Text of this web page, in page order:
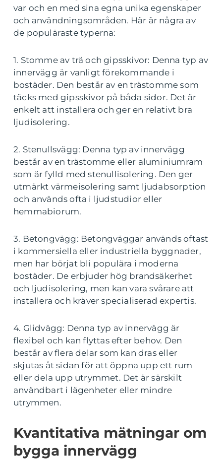
var och en med sina egna unika egenskaper
och användningsområden. Här är några av
de populäraste typerna:
1. Stomme av trä och gipsskivor: Denna typ av
innervägg är vanligt förekommande i
bostäder. Den består av en trästomme som
täcks med gipsskivor på båda sidor. Det är
enkelt att installera och ger en relativt bra
ljudisolering.
2. Stenullsvägg: Denna typ av innervägg
består av en trästomme eller aluminiumram
som är fylld med stenullisolering. Den ger
utmärkt värmeisolering samt ljudabsorption
och används ofta i ljudstudior eller
hemmabiorum.
3. Betongvägg: Betongväggar används oftast
i kommersiella eller industriella byggnader,
men har börjat bli populära i moderna
bostäder. De erbjuder hög brandsäkerhet
och ljudisolering, men kan vara svårare att
installera och kräver specialiserad expertis.
4. Glidvägg: Denna typ av innervägg är
flexibel och kan flyttas efter behov. Den
består av flera delar som kan dras eller
skjutas åt sidan för att öppna upp ett rum
eller dela upp utrymmet. Det är särskilt
användbart i lägenheter eller mindre
utrymmen.
Kvantitativa mätningar om
bygga innervägg